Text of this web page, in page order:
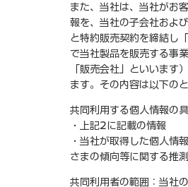
また、当社は、当社がお
報を、当社の子会社およ
と特約販売契約を締結し
で当社製品を販売する事
「販売会社」といいます
ます。その内容は以下のと
共同利用する個人情報の
・上記2に記載の情報
・当社が取得した個人情
さまの傾向等に関する推
共同利用者の範囲：当社